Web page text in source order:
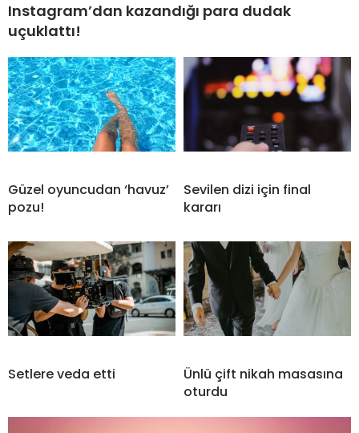
Instagram’dan kazandığı para dudak
uçuklattı!
Güzel oyuncudan ‘havuz’
pozu!
Sevilen dizi için final
kararı
Setlere veda etti
Ünlü çift nikah masasına
oturdu